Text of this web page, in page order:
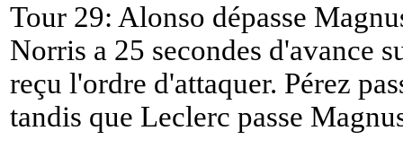
Tour 29: Alonso dépasse
Norris a 25 secondes d'avance
reçu l'ordre d'attaquer. Pérez
tandis que Leclerc passe